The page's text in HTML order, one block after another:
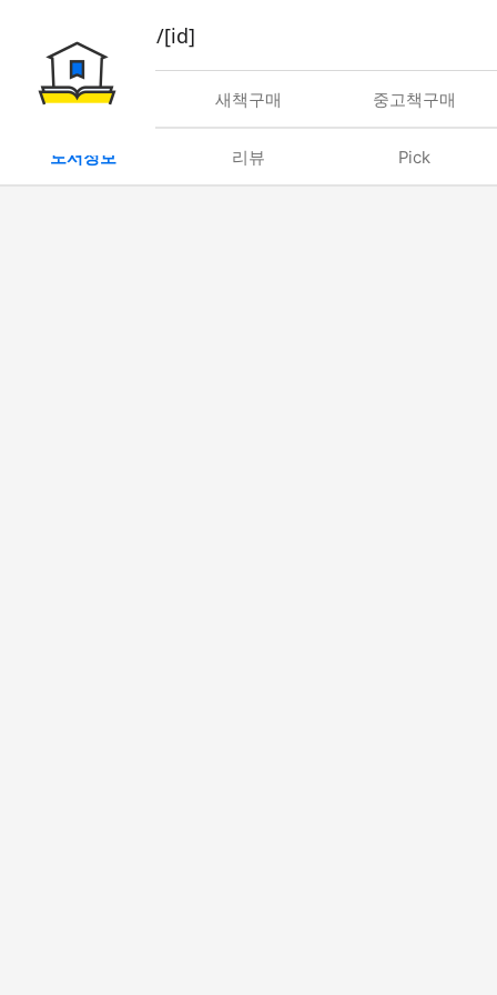
book/rent/[id]
대여 새책구매 중고책구매
도서정보 리뷰 Pick